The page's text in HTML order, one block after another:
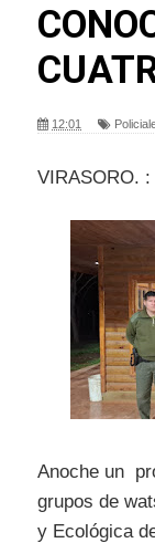
12:01
VIRASORO. :
Anoche un
grupos de
y Ecológica